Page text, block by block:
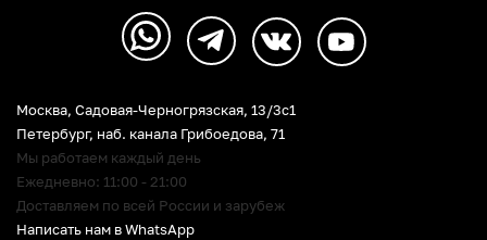
Москва, Садовая-Черногрязская, 13/3c1
Петербург, наб. канала Грибоедова, 71
Мы работаем каждый день
Ежедневно: 11:00 - 21:00
Доставляем по всей России и зарубеж
Написать нам в WhatsApp